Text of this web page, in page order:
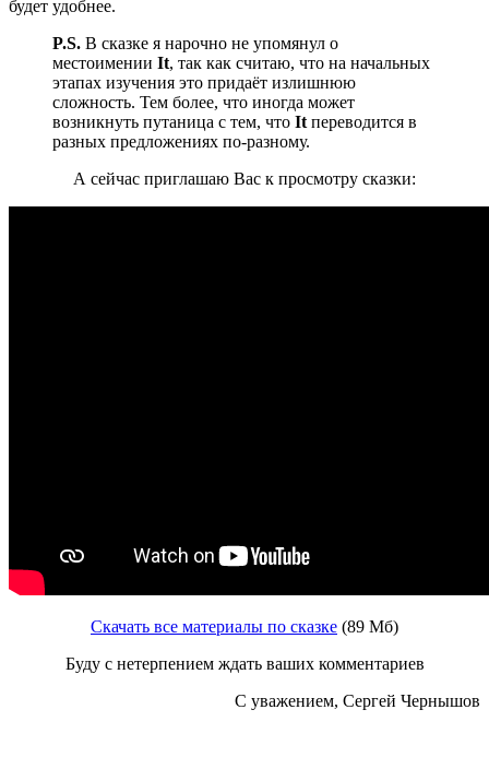
будет удобнее.
P.S. В сказке я нарочно не упомянул о
местоимении It, так как считаю, что на начальных
этапах изучения это придаёт излишнюю
сложность. Тем более, что иногда может
возникнуть путаница с тем, что It переводится в
разных предложениях по-разному.
А сейчас приглашаю Вас к просмотру сказки:
Скачать все материалы по сказке (89 Мб)
Буду с нетерпением ждать ваших комментариев
С уважением, Сергей Чернышов